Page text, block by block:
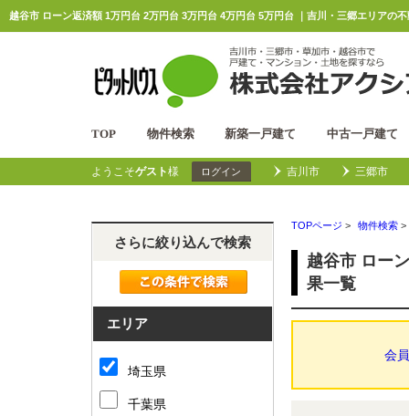
TOP 物件検索 新築一戸建て 中古一戸建て
ようこそゲスト様 ログイン 吉川市 三郷市
TOPページ > 物件検索 >
越谷市 ロー
果一覧
会
さらに絞り込んで検索
エリア
埼玉県
千葉県